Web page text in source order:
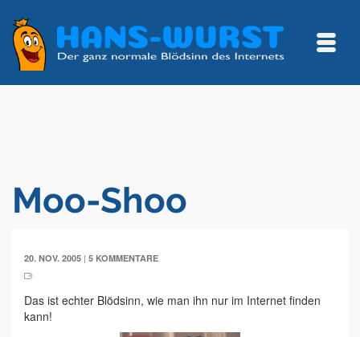
Moo-Shoo
20. NOV. 2005 | 5 KOMMENTARE
Das ist echter Blödsinn, wie man ihn nur im Internet finden
kann!